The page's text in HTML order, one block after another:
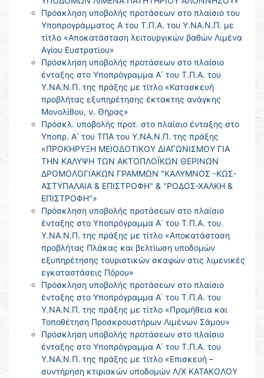
Πρόσκληση υποβολής προτάσεων στο πλαίσιο του
Υποπρογράμματος Α του Τ.Π.Α. του Υ.ΝΑ.Ν.Π. με
τίτλο «Αποκατάσταση λειτουργικών βαθών Λιμένα
Αγίου Ευστρατίου»
Πρόσκληση υποβολής προτάσεων στο πλαίσιο
ένταξης στο Υποπρόγραμμα Α΄ του Τ.Π.Α. του
Υ.ΝΑ.Ν.Π. της πράξης με τίτλο «Κατασκευή
προβλήτας εξυπηρέτησης έκτακτης ανάγκης
Μονολίθου, ν. Θήρας»
Πρόσκλ. υποβολής προτ. στο πλαίσιο ένταξης στο
Υποπρ. Α΄ του ΤΠΑ του Υ.ΝΑ.Ν.Π. της πράξης
«ΠΡΟΚΗΡΥΞΗ ΜΕΙΟΔΟΤΙΚΟΥ ΔΙΑΓΩΝΙΣΜΟΥ ΓΙΑ
ΤΗΝ ΚΑΛΥΨΗ ΤΩΝ ΑΚΤΟΠΛΟΪΚΩΝ ΘΕΡΙΝΩΝ
ΔΡΟΜΟΛΟΓΙΑΚΩΝ ΓΡΑΜΜΩΝ "ΚΑΛΥΜΝΟΣ -ΚΩΣ-
ΑΣΤΥΠΑΛΑΙΑ & ΕΠΙΣΤΡΟΦΗ" & "ΡΟΔΟΣ-ΧΑΛΚΗ &
ΕΠΙΣΤΡΟΦΗ"»
Πρόσκληση υποβολής προτάσεων στο πλαίσιο
ένταξης στο Υποπρόγραμμα Α΄ του Τ.Π.Α. του
Υ.ΝΑ.Ν.Π. της πράξης με τίτλο «Αποκατάσταση
προβλήτας Πλάκας και βελτίωση υποδομών
εξυπηρέτησης τουριστικών σκαφών στις λιμενικές
εγκαταστάσεις Πόρου»
Πρόσκληση υποβολής προτάσεων στο πλαίσιο
ένταξης στο Υποπρόγραμμα Α΄ του Τ.Π.Α. του
Υ.ΝΑ.Ν.Π. της πράξης με τίτλο «Προμήθεια και
Τοποθέτηση Προσκρουστήρων Λιμένων Σάμου»
Πρόσκληση υποβολής προτάσεων στο πλαίσιο
ένταξης στο Υποπρόγραμμα Α΄ του Τ.Π.Α. του
Υ.ΝΑ.Ν.Π. της πράξης με τίτλο «Επισκευή –
συντήρηση κτιριακών υποδομών Λ/Χ ΚΑΤΑΚΟΛΟΥ